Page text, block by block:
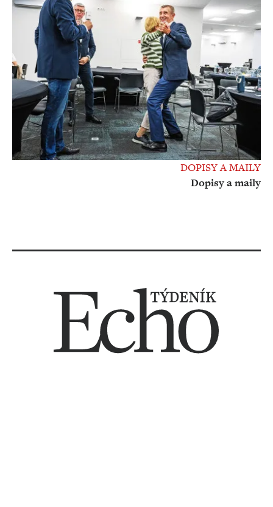
DOPISY A MAILY
Dopisy a maily